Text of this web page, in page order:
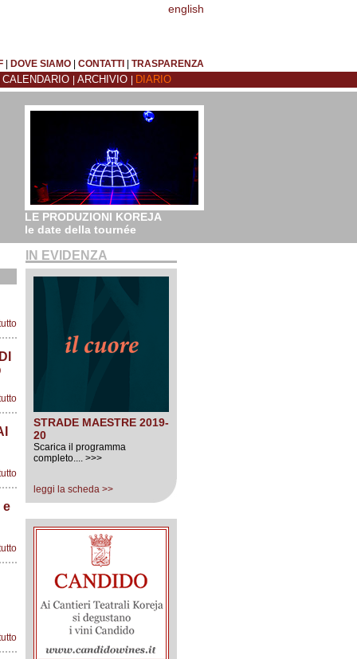
english
DOVE SIAMO CONTATTI TRASPARENZA
CALENDARIO ARCHIVIO DIARIO
LE PRODUZIONI KOREJA
le date della tournée
e
IN EVIDENZA
STRADE MAESTRE 2019-
20
Scarica il programma
completo.... >>>
leggi la scheda >>